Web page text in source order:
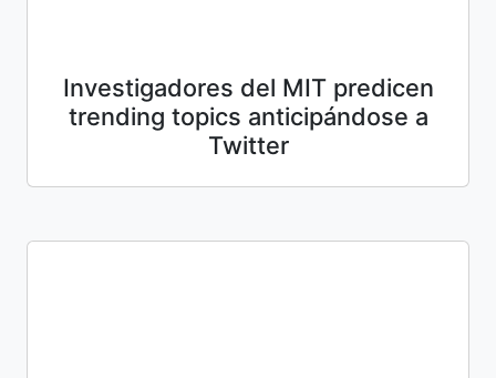
Investigadores del MIT predicen
trending topics anticipándose a
Twitter